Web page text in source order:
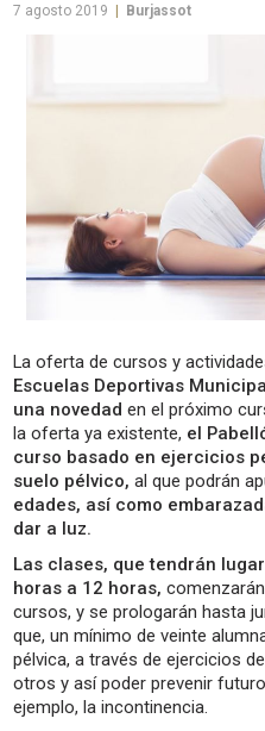
7 agosto 2019 Burjassot
La oferta de cursos y
Escuelas Deportivas
una novedad en el próximo
la oferta ya existente, el
curso basado en ejercicios
suelo pélvico, al que podrán
edades, así como
dar a luz.
Las clases, que tendrán
horas a 12 horas,
cursos, y se prologarán hasta
que, un mínimo de veinte
pélvica, a través de ejercicios
otros y así poder prevenir
ejemplo, la incontinencia.